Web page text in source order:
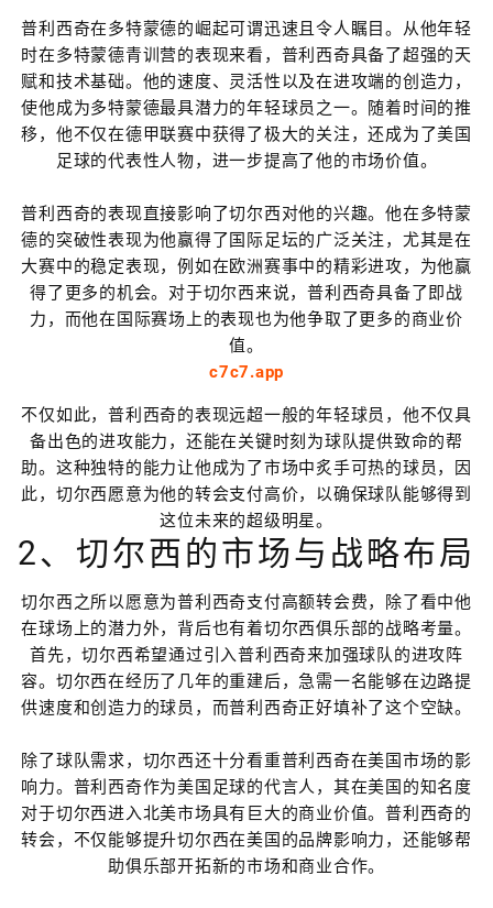
普利西奇在多特蒙德的崛起可谓迅速且令人瞩目。从他年轻
时在多特蒙德青训营的表现来看，普利西奇具备了超强的天
赋和技术基础。他的速度、灵活性以及在进攻端的创造力，
使他成为多特蒙德最具潜力的年轻球员之一。随着时间的推
移，他不仅在德甲联赛中获得了极大的关注，还成为了美国
足球的代表性人物，进一步提高了他的市场价值。
普利西奇的表现直接影响了切尔西对他的兴趣。他在多特蒙
德的突破性表现为他赢得了国际足坛的广泛关注，尤其是在
大赛中的稳定表现，例如在欧洲赛事中的精彩进攻，为他赢
得了更多的机会。对于切尔西来说，普利西奇具备了即战
力，而他在国际赛场上的表现也为他争取了更多的商业价
值。
c7c7.app
不仅如此，普利西奇的表现远超一般的年轻球员，他不仅具
备出色的进攻能力，还能在关键时刻为球队提供致命的帮
助。这种独特的能力让他成为了市场中炙手可热的球员，因
此，切尔西愿意为他的转会支付高价，以确保球队能够得到
这位未来的超级明星。
2、切尔西的市场与战略布局
切尔西之所以愿意为普利西奇支付高额转会费，除了看中他
在球场上的潜力外，背后也有着切尔西俱乐部的战略考量。
首先，切尔西希望通过引入普利西奇来加强球队的进攻阵
容。切尔西在经历了几年的重建后，急需一名能够在边路提
供速度和创造力的球员，而普利西奇正好填补了这个空缺。
除了球队需求，切尔西还十分看重普利西奇在美国市场的影
响力。普利西奇作为美国足球的代言人，其在美国的知名度
对于切尔西进入北美市场具有巨大的商业价值。普利西奇的
转会，不仅能够提升切尔西在美国的品牌影响力，还能够帮
助俱乐部开拓新的市场和商业合作。